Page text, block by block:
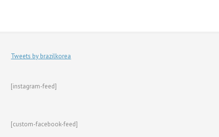
Tweets by brazilkorea
[instagram-feed]
[custom-facebook-feed]